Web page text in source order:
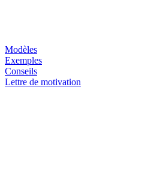
Modèles
Exemples
Conseils
Lettre de motivation